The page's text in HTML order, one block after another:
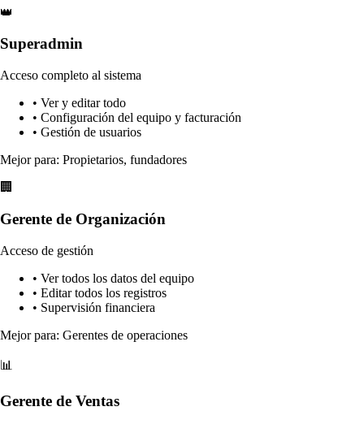
👑
Superadmin
Acceso completo al sistema
• Ver y editar todo
• Configuración del equipo y facturación
• Gestión de usuarios
Mejor para: Propietarios, fundadores
🏢
Gerente de Organización
Acceso de gestión
• Ver todos los datos del equipo
• Editar todos los registros
• Supervisión financiera
Mejor para: Gerentes de operaciones
📊
Gerente de Ventas